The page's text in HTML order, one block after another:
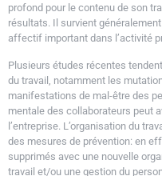
profond pour le contenu de son
résultats. Il survient
affectif important dans l’activité
Plusieurs études récentes
du travail, notamment les
manifestations de mal-être des
mentale des collaborateurs peut
l’entreprise. L’organisation du
des mesures de prévention: en
supprimés avec une nouvelle
travail et/ou une gestion du